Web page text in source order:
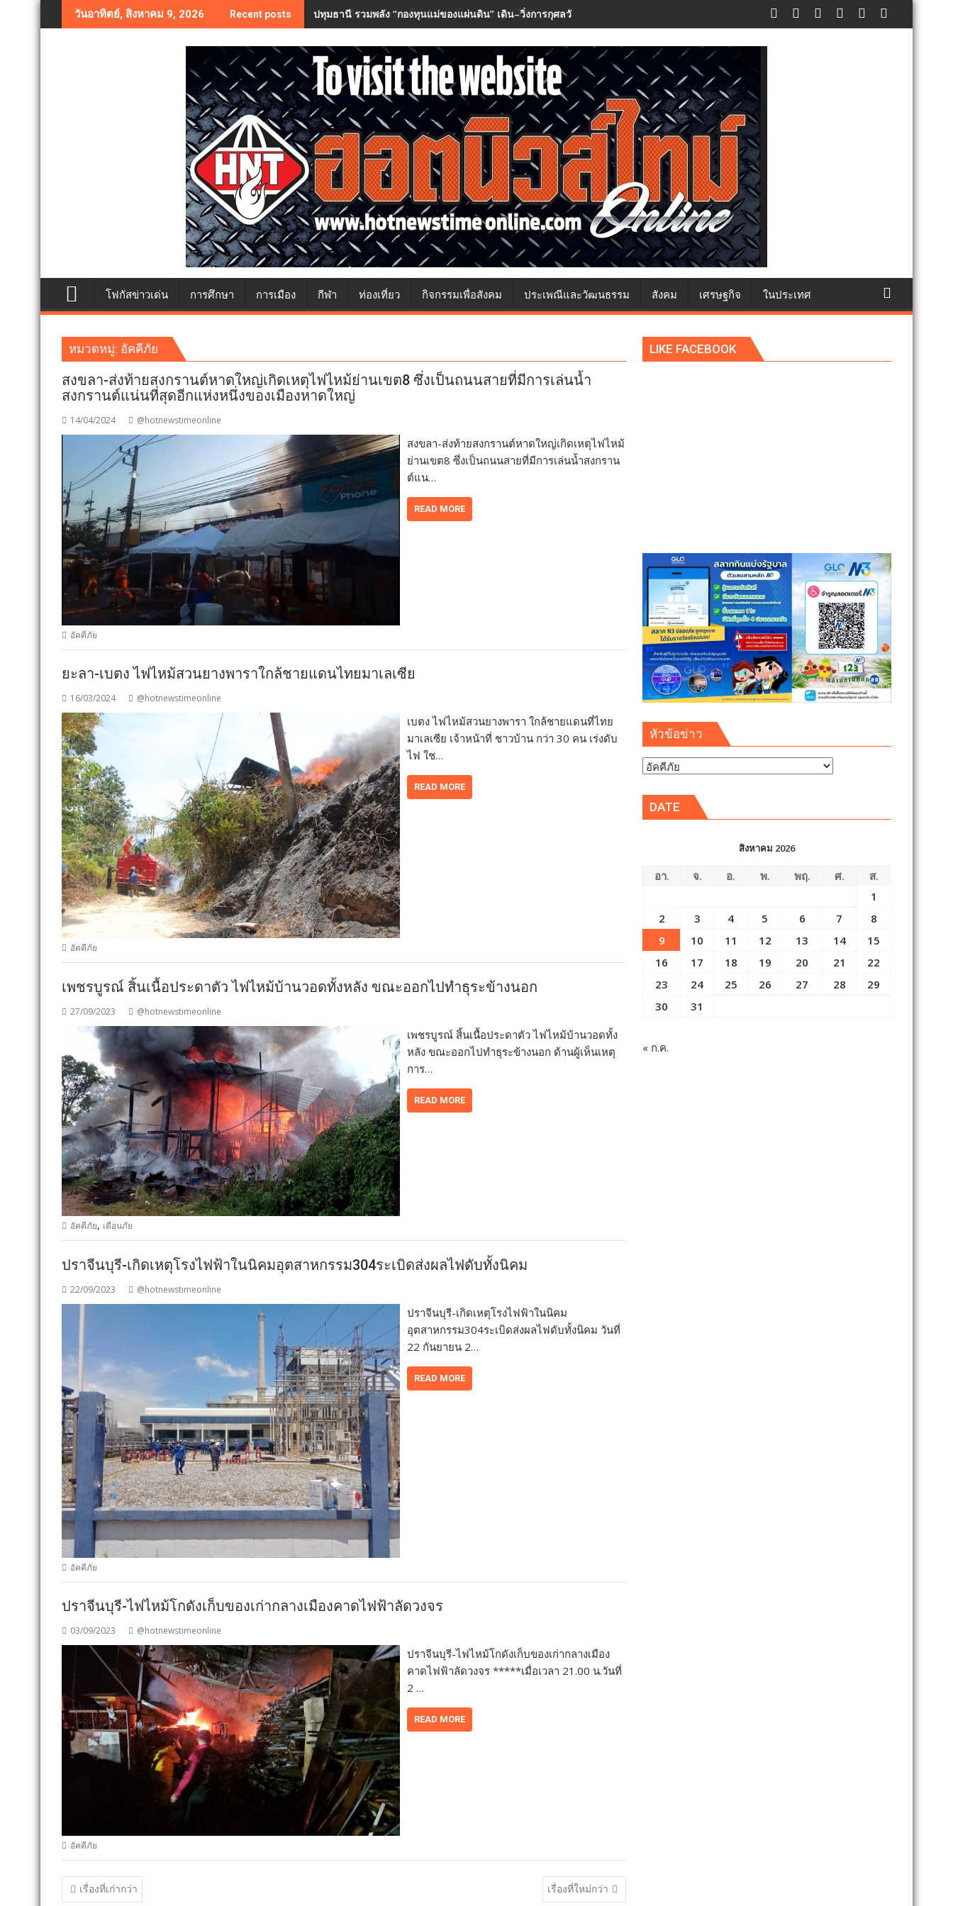
to
วันอาทิตย์, สิงหาคม 9, 2026 Recent posts ปทุมธานี รวมพลัง “กองทุนแม่ของแผ่นดิน” เดิน–วิ่งการกุศลวันแม่ กว่า ๕๐๐ คน ต้านยาเสพติด
โฟกัสข่าวเด่น การศึกษา การเมือง กีฬา ท่องเที่ยว กิจกรรมเพื่อสังคม ประเพณีและวัฒนธรรม สังคม เศรษฐกิจ ในประเทศ
หมวดหมู่: อัคคีภัย
สงขลา-ส่งท้ายสงกรานต์หาดใหญ่เกิดเหตุไฟไหม้ย่านเขต8 ซึ่งเป็นถนนสายที่มีการเล่นน้ำ
สงกรานต์แน่นที่สุดอีกแห่งหนึ่งของเมืองหาดใหญ่
14/04/2024 @hotnewstimeonline
สงขลา-ส่งท้ายสงกรานต์หาดใหญ่เกิดเหตุไฟไหม้
ย่านเขต8 ซึ่งเป็นถนนสายที่มีการเล่นน้ำสงกราน
ต์แน…
READ MORE
อัคคีภัย
ยะลา-เบตง ไฟไหม้สวนยางพาราใกล้ชายแดนไทยมาเลเซีย
16/03/2024 @hotnewstimeonline
เบตง ไฟไหม้สวนยางพารา ใกล้ชายแดนที่ไทย
มาเลเซีย เจ้าหน้าที่ ชาวบ้าน กว่า 30 คน เร่งดับ
ไฟ ใช…
READ MORE
อัคคีภัย
เพชรบูรณ์ สิ้นเนื้อประดาตัว ไฟไหม้บ้านวอดทั้งหลัง ขณะออกไปทำธุระข้างนอก
27/09/2023 @hotnewstimeonline
เพชรบูรณ์ สิ้นเนื้อประดาตัว ไฟไหม้บ้านวอดทั้ง
หลัง ขณะออกไปทำธุระข้างนอก ด้านผู้เห็นเหตุ
การ…
READ MORE
อัคคีภัย, เตือนภัย
ปราจีนบุรี-เกิดเหตุโรงไฟฟ้าในนิคมอุตสาหกรรม304ระเบิดส่งผลไฟดับทั้งนิคม
22/09/2023 @hotnewstimeonline
ปราจีนบุรี-เกิดเหตุโรงไฟฟ้าในนิคม
อุตสาหกรรม304ระเบิดส่งผลไฟดับทั้งนิคม วันที่
22 กันยายน 2…
READ MORE
อัคคีภัย
ปราจีนบุรี-ไฟไหม้โกดังเก็บของเก่ากลางเมืองคาดไฟฟ้าลัดวงจร
03/09/2023 @hotnewstimeonline
ปราจีนบุรี-ไฟไหม้โกดังเก็บของเก่ากลางเมือง
คาดไฟฟ้าลัดวงจร *****เมื่อเวลา 21.00 น.วันที่
2 …
READ MORE
อัคคีภัย
แนะแนว
เรื่องที่เก่ากว่า เรื่องที่ใหม่กว่า
LIKE FACEBOOK
หัวข้อข่าว
หัวข้อ
DATE
สิงหาคม 2026
อา. จ. อ. พ. พฤ. ศ.
ส.
1
2
3 4 5 6 7
8
9
10 11 12 13 14
15
16
17 18 19 20 21
22
23
24 25 26 27 28
29
30
31
« ก.ค.